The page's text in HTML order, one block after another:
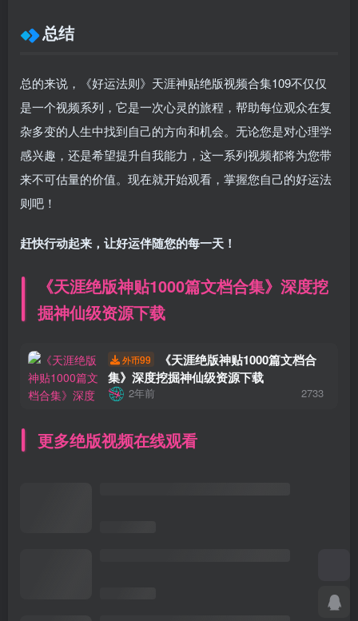
总结
总的来说，《好运法则》天涯神贴绝版视频合集109不仅仅
是一个视频系列，它是一次心灵的旅程，帮助每位观众在复
杂多变的人生中找到自己的方向和机会。无论您是对心理学
感兴趣，还是希望提升自我能力，这一系列视频都将为您带
来不可估量的价值。现在就开始观看，掌握您自己的好运法
则吧！
赶快行动起来，让好运伴随您的每一天！
《天涯绝版神贴1000篇文档合集》深度挖
掘神仙级资源下载
外币99
《天涯绝版神贴1000篇文档合
集》深度挖掘神仙级资源下载
2年前 2733
更多绝版视频在线观看